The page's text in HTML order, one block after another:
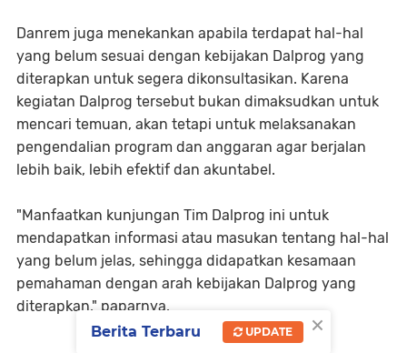
Danrem juga menekankan apabila terdapat hal-hal
yang belum sesuai dengan kebijakan Dalprog yang
diterapkan untuk segera dikonsultasikan. Karena
kegiatan Dalprog tersebut bukan dimaksudkan untuk
mencari temuan, akan tetapi untuk melaksanakan
pengendalian program dan anggaran agar berjalan
lebih baik, lebih efektif dan akuntabel.
"Manfaatkan kunjungan Tim Dalprog ini untuk
mendapatkan informasi atau masukan tentang hal-hal
yang belum jelas, sehingga didapatkan kesamaan
pemahaman dengan arah kebijakan Dalprog yang
diterapkan," paparnya.
×
Berita Terbaru UPDATE